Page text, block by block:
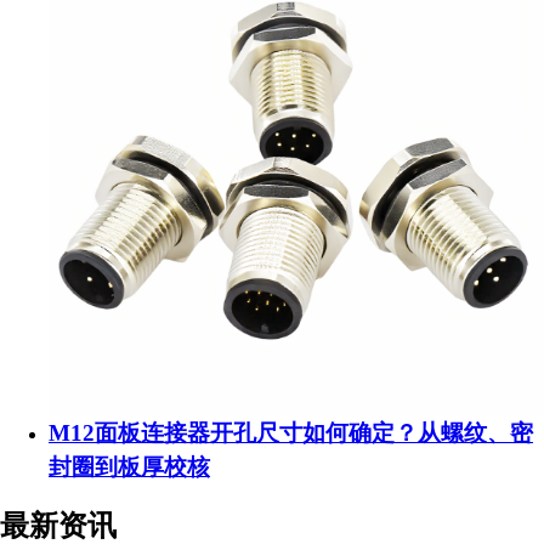
M12面板连接器开孔尺寸如何确定？从螺纹、密
封圈到板厚校核
最新资讯